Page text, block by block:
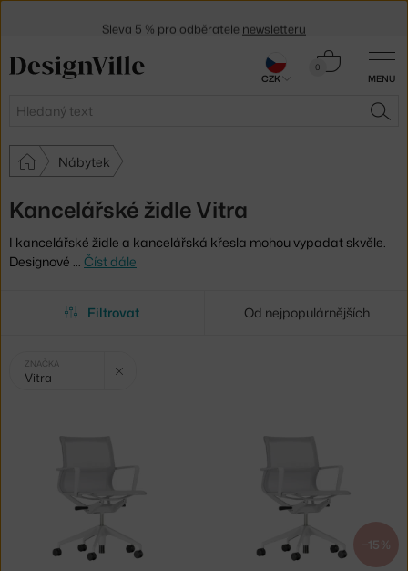
MENU
Hledat
0
Košík
Nábytek
Kancelářské židle Vitra
I kancelářské židle a kancelářská křesla mohou vypadat skvěle.
Designové … Číst dále
Filtrovat Od nejpopulárnějších
Vybrané
filtry:
ZNAČKA
Vitra
−15 %
CZK